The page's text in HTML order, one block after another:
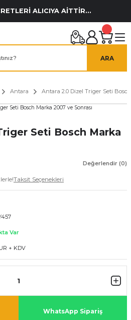
ALICIYA AİTTİR...
ARA
Antara Antara 2.0 Dizel Triger Seti
Seti Bosch Marka
Değerlendir (0)
Taksit Seçenekleri
Var
+ KDV
WhatsApp Sipariş